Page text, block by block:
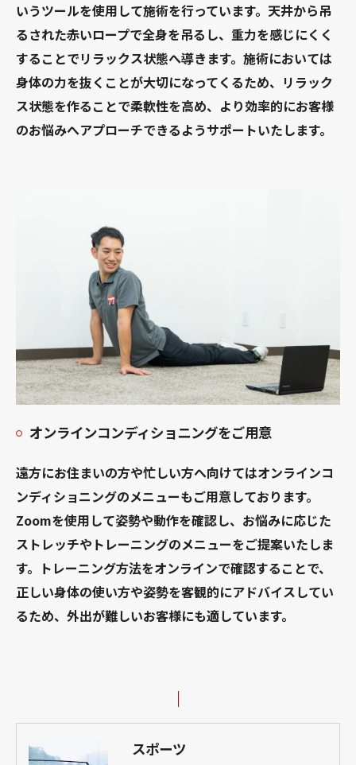
いうツールを使用して施術を行っています。天井から吊
るされた赤いロープで全身を吊るし、重力を感じにくく
することでリラックス状態へ導きます。施術においては
身体の力を抜くことが大切になってくるため、リラック
ス状態を作ることで柔軟性を高め、より効率的にお客様
のお悩みへアプローチできるようサポートいたします。
オンラインコンディショニングをご用意
遠方にお住まいの方や忙しい方へ向けてはオンラインコ
ンディショニングのメニューもご用意しております。
Zoomを使用して姿勢や動作を確認し、お悩みに応じた
ストレッチやトレーニングのメニューをご提案いたしま
す。トレーニング方法をオンラインで確認することで、
正しい身体の使い方や姿勢を客観的にアドバイスしてい
るため、外出が難しいお客様にも適しています。
スポーツ